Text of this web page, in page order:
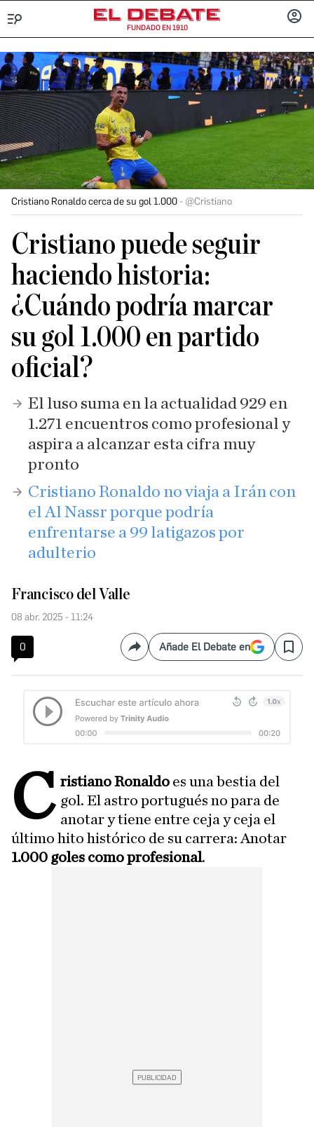
FUNDADO EN 1910
Cristiano Ronaldo cerca de su gol 1.000 @Cristiano
Cristiano puede seguir
haciendo historia:
¿Cuándo podría marcar
su gol 1.000 en partido
oficial?
El luso suma en la actualidad 929 en
1.271 encuentros como profesional y
aspira a alcanzar esta cifra muy
pronto
Cristiano Ronaldo no viaja a Irán con
el Al Nassr porque podría
enfrentarse a 99 latigazos por
adulterio
Francisco del Valle
08 abr. 2025 - 11:24
0 CompartirAñade El Debate en Save
C ristiano Ronaldo es una bestia del
gol. El astro portugués no para de
anotar y tiene entre ceja y ceja el
último hito histórico de su carrera: Anotar
1.000 goles como profesional.